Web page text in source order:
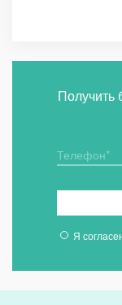
Получить
Я